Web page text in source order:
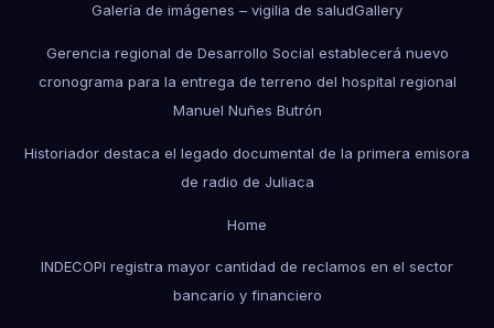
Galería de imágenes – vigilia de saludGallery
Gerencia regional de Desarrollo Social establecerá nuevo
cronograma para la entrega de terreno del hospital regional
Manuel Nuñes Butrón
Historiador destaca el legado documental de la primera emisora
de radio de Juliaca
Home
INDECOPI registra mayor cantidad de reclamos en el sector
bancario y financiero